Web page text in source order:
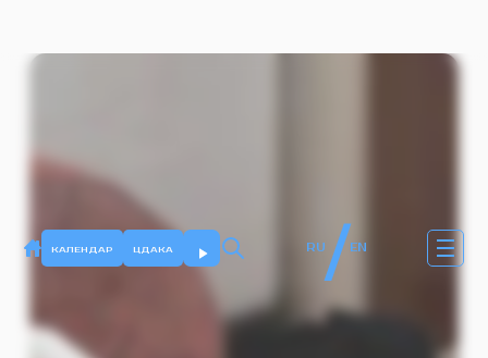
КАЛЕНДАР ЦДАКА RU /EN